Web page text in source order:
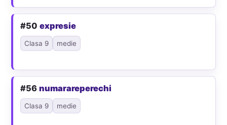
#50expresie
Clasa 9 medie
#56numarareperechi
Clasa 9 medie